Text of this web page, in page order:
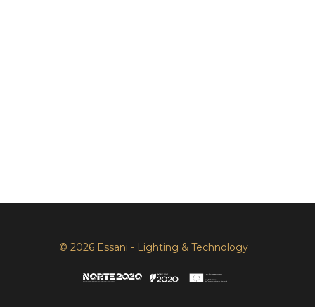
© 2026 Essani - Lighting & Technology